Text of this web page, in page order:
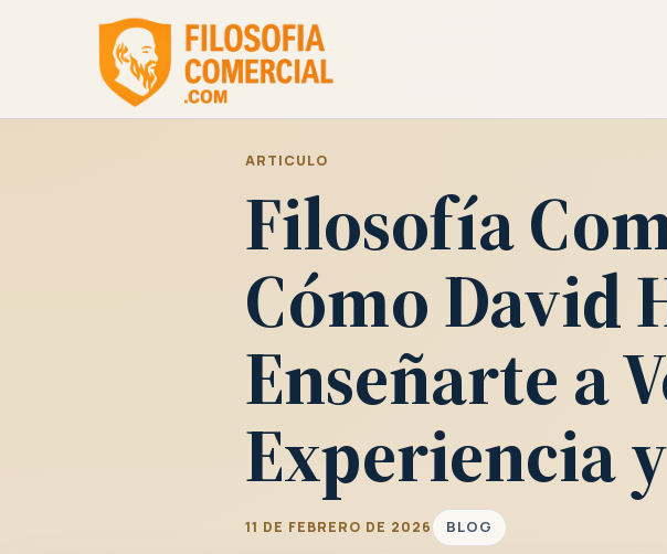
ARTICULO
Filosofía
Cómo David
Enseñarte a
Experiencia
11 DE FEBRERO DE 2026 BLOG